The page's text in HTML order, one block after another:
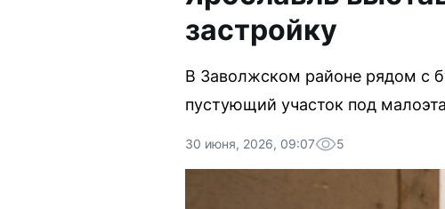
застройку
В Заволжском районе рядом с
пустующий участок под
30 июня, 2026, 09:07 5